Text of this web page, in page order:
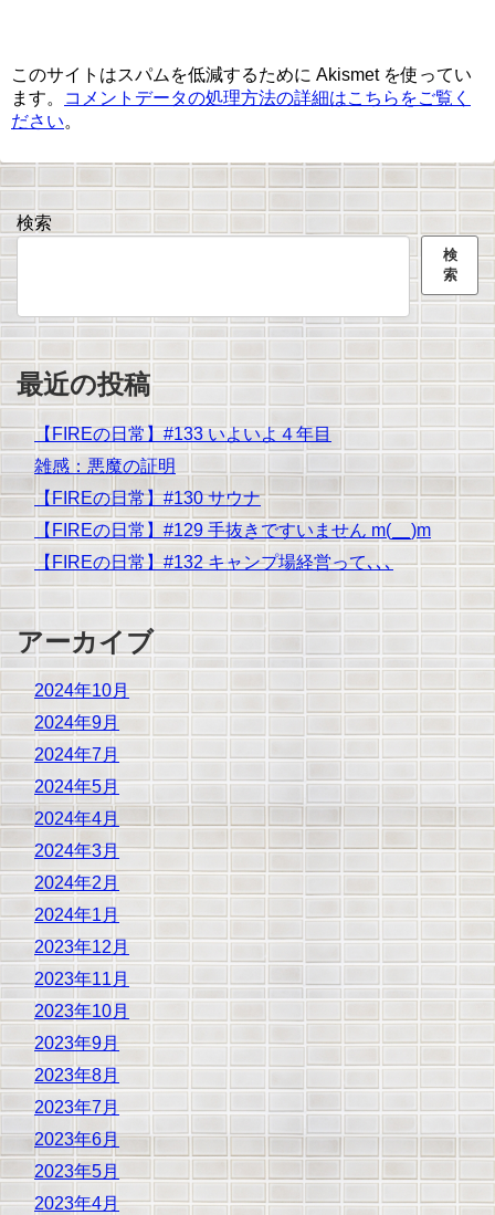
このサイトはスパムを低減するために Akismet を使ってい
ます。
コメントデータの処理方法の詳細はこちらをご覧く
ださい。
検索
検
索
最近の投稿
【FIREの日常】#133 いよいよ４年目
雑感：悪魔の証明
【FIREの日常】#130 サウナ
【FIREの日常】#129 手抜きですいません m(__)m
【FIREの日常】#132 キャンプ場経営って､､､
アーカイブ
2024年10月
2024年9月
2024年7月
2024年5月
2024年4月
2024年3月
2024年2月
2024年1月
2023年12月
2023年11月
2023年10月
2023年9月
2023年8月
2023年7月
2023年6月
2023年5月
2023年4月